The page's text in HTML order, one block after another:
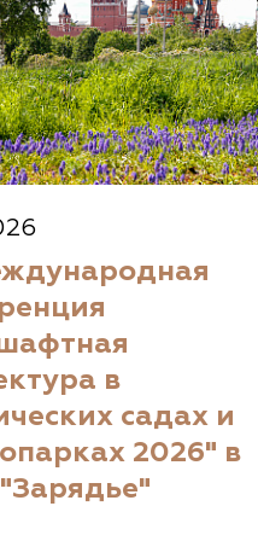
в
садах и
2026" в